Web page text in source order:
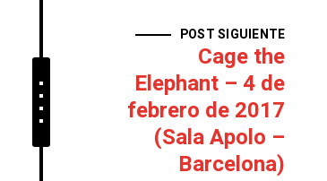
POST SIGUIENTE
Cage the
Elephant – 4 de
febrero de 2017
(Sala Apolo –
Barcelona)